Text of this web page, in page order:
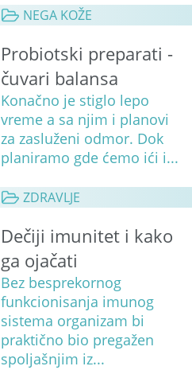
NEGA KOŽE
Probiotski preparati -
čuvari balansa
Konačno je stiglo lepo
vreme a sa njim i planovi
za zasluženi odmor. Dok
planiramo gde ćemo ići i...
ZDRAVLJE
Dečiji imunitet i kako
ga ojačati
Bez besprekornog
funkcionisanja imunog
sistema organizam bi
praktično bio pregažen
spoljašnjim iz...